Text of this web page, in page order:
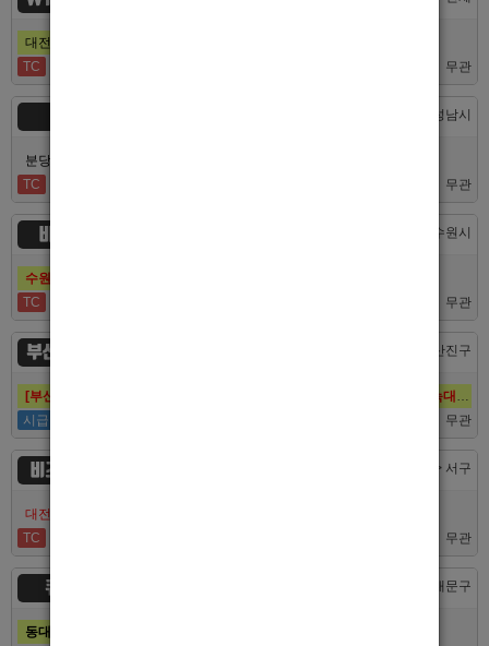
대전호빠 제일 오래된 박스에서 남보도, 호빠알바를 모집합니다
TC
무관
경기 > 성남시
분당호빠 숨에서 가족처럼 함께일할 알바 분들을 모십니다.
TC
무관
비스트 경기 > 수원시
수원호빠 비스트 인증업소에서 알바 선수 구인합니다
TC
무관
부산 퍼스트 부산 > 부산진구
시급
무관
비즈니스 대전 > 서구
대전호빠 최고의 팀 브라더에서 선수 추가모집합니다!
TC
무관
큐브 서울 > 동대문구
동대문호빠 큐브, 장안동호빠 최고의 대우로 선수 모집합니다.